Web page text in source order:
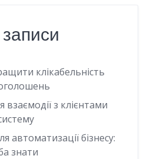
клікабельність
з клієнтами
автоматизації бізнесу:
знати